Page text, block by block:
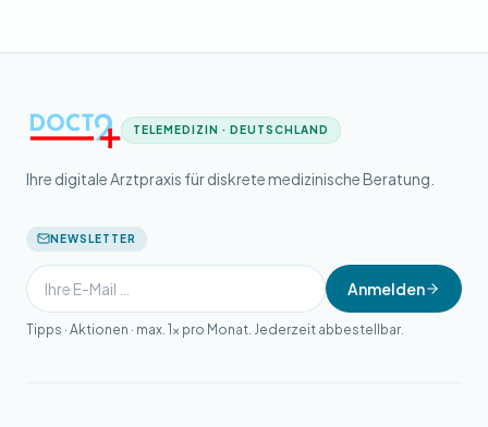
TELEMEDIZIN · DEUTSCHLAND
Ihre digitale Arztpraxis für diskrete medizinische Beratung.
NEWSLETTER
Anmelden
Tipps · Aktionen · max. 1× pro Monat. Jederzeit abbestellbar.